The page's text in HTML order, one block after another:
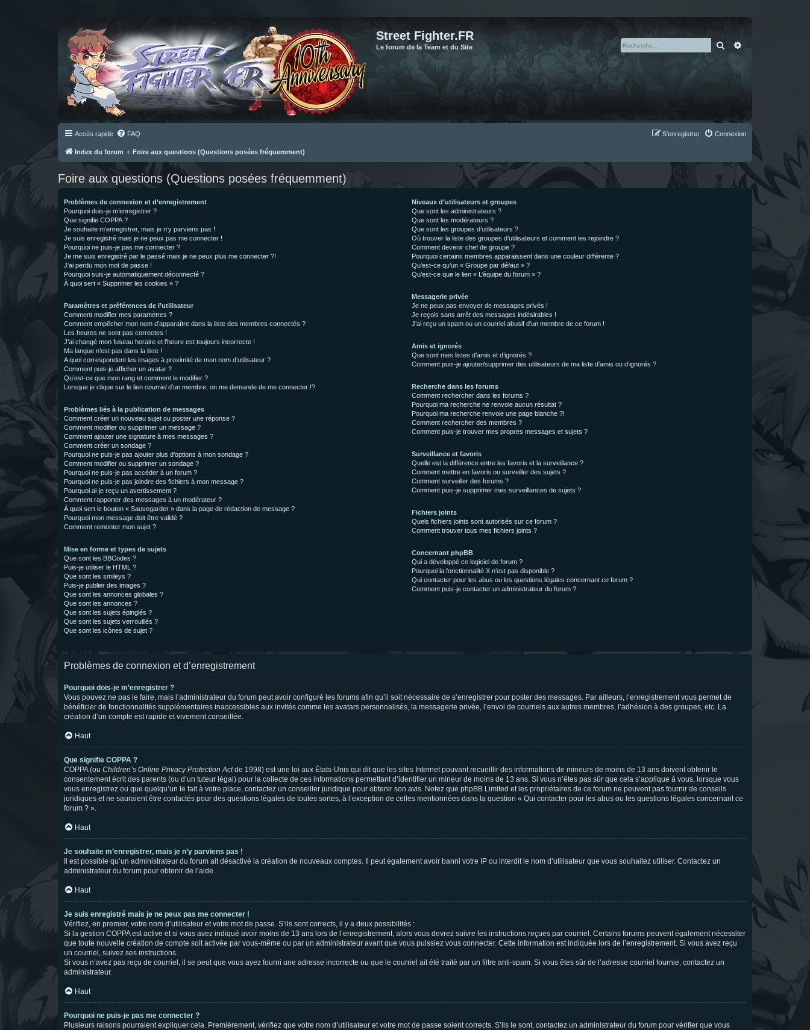
Street Fighter.FR
Le forum de la Team et du Site Rechercher
Accès rapide FAQ Connexion
S’enregistrer
Index du forum Foire aux questions (Questions posées fréquemment)
Foire aux questions (Questions posées fréquemment)
Problèmes de connexion et d’enregistrement
Pourquoi dois-je m’enregistrer ?
Que signifie COPPA ?
Je souhaite m’enregistrer, mais je n’y parviens pas !
Je suis enregistré mais je ne peux pas me connecter !
Pourquoi ne puis-je pas me connecter ?
Je me suis enregistré par le passé mais je ne peux plus me connecter ?!
J’ai perdu mon mot de passe !
Pourquoi suis-je automatiquement déconnecté ?
À quoi sert « Supprimer les cookies » ?
Paramètres et préférences de l’utilisateur
Comment modifier mes paramètres ?
Comment empêcher mon nom d’apparaître dans la liste des membres connectés ?
Les heures ne sont pas correctes !
J’ai changé mon fuseau horaire et l’heure est toujours incorrecte !
Ma langue n’est pas dans la liste !
A quoi correspondent les images à proximité de mon nom d’utilisateur ?
Comment puis-je afficher un avatar ?
Qu’est-ce que mon rang et comment le modifier ?
Lorsque je clique sur le lien courrield’un membre, on me demande de me connecter !?
Problèmes liés à la publication de messages
Comment créer un nouveau sujet ou poster une réponse ?
Comment modifier ou supprimer un message ?
Comment ajouter une signature à mes messages ?
Comment créer un sondage ?
Pourquoi ne puis-je pas ajouter plus d’options à mon sondage ?
Comment modifier ou supprimer un sondage ?
Pourquoi ne puis-je pas accéder à un forum ?
Pourquoi ne puis-je pas joindre des fichiers à mon message ?
Pourquoi ai-je reçu un avertissement ?
Comment rapporter des messages à un modérateur ?
À quoi sert le bouton « Sauvegarder » dans la page de rédaction de message ?
Pourquoi mon message doit être validé ?
Comment remonter mon sujet ?
Mise en forme et types de sujets
Que sont les BBCodes ?
Puis-je utiliser le HTML ?
Que sont les smileys ?
Puis-je publier des images ?
Que sont les annonces globales ?
Que sont les annonces ?
Que sont les sujets épinglés ?
Que sont les sujets verrouillés ?
Que sont les icônes de sujet ?
Niveaux d’utilisateurs et groupes
Que sont les administrateurs ?
Que sont les modérateurs ?
Que sont les groupes d’utilisateurs ?
Où trouver la liste des groupes d’utilisateurs et comment les rejoindre ?
Comment devenir chef de groupe ?
Pourquoi certains membres apparaissent dans une couleur différente ?
Qu’est-ce qu’un « Groupe par défaut » ?
Qu’est-ce que le lien « L’équipe du forum » ?
Messagerie privée
Je ne peux pas envoyer de messages privés !
Je reçois sans arrêt des messages indésirables !
J’ai reçu un spam ou un courriel abusif d’un membre de ce forum !
Amis et ignorés
Que sont mes listes d’amis et d’ignorés ?
Comment puis-je ajouter/supprimer des utilisateurs de ma liste d’amis ou d’ignorés ?
Recherche dans les forums
Comment rechercher dans les forums ?
Pourquoi ma recherche ne renvoie aucun résultat ?
Pourquoi ma recherche renvoie une page blanche ?!
Comment rechercher des membres ?
Comment puis-je trouver mes propres messages et sujets ?
Surveillance et favoris
Quelle est la différence entre les favoris et la surveillance ?
Comment mettre en favoris ou surveiller des sujets ?
Comment surveiller des forums ?
Comment puis-je supprimer mes surveillances de sujets ?
Fichiers joints
Quels fichiers joints sont autorisés sur ce forum ?
Comment trouver tous mes fichiers joints ?
Concernant phpBB
Qui a développé ce logiciel de forum ?
Pourquoi la fonctionnalité X n’est pas disponible ?
Qui contacter pour les abus ou les questions légales concernant ce forum ?
Comment puis-je contacter un administrateur du forum ?
Problèmes de connexion et d’enregistrement
Pourquoi dois-je m’enregistrer ?
Vous pouvez ne pas le faire, mais l’administrateur du forum peut avoir configuré les forums afin qu’il soit nécessaire de s’enregistrer pour poster des messages. Par ailleurs, l’enregistrement vous permet de
bénéficier de fonctionnalités supplémentaires inaccessibles aux invités comme les avatars personnalisés, la messagerie privée, l’envoi de courriels aux autres membres, l’adhésion à des groupes, etc. La
création d’un compte est rapide et vivement conseillée.
Haut
Que signifie COPPA ?
COPPA (ou Children’s Online Privacy Protection Actde 1998) est une loi aux États-Unis qui dit que les sites Internet pouvant recueillir des informations de mineurs de moins de 13 ans doivent obtenir le
consentement écrit des parents (ou d’un tuteur légal) pour la collecte de ces informations permettant d’identifier un mineur de moins de 13 ans. Si vous n’êtes pas sûr que cela s’applique à vous, lorsque vous
vous enregistrez ou que quelqu’un le fait à votre place, contactez un conseiller juridique pour obtenir son avis. Notez que phpBB Limited et les propriétaires de ce forum ne peuvent pas fournir de conseils
juridiques et ne sauraient être contactés pour des questions légales de toutes sortes, à l’exception de celles mentionnées dans la question « Qui contacter pour les abus ou les questions légales concernant ce
forum ? ».
Haut
Je souhaite m’enregistrer, mais je n’y parviens pas !
Il est possible qu’un administrateur du forum ait désactivé la création de nouveaux comptes. Il peut également avoir banni votre IP ou interdit le nom d’utilisateur que vous souhaitez utiliser. Contactez un
administrateur du forum pour obtenir de l’aide.
Haut
Je suis enregistré mais je ne peux pas me connecter !
Vérifiez, en premier, votre nom d’utilisateur et votre mot de passe. S’ils sont corrects, il y a deux possibilités :
Si la gestion COPPA est active et si vous avez indiqué avoir moins de 13 ans lors de l’enregistrement, alors vous devrez suivre les instructions reçues par courriel. Certains forums peuvent également nécessiter
que toute nouvelle création de compte soit activée par vous-même ou par un administrateur avant que vous puissiez vous connecter. Cette information est indiquée lors de l’enregistrement. Si vous avez reçu
un courriel, suivez ses instructions.
Si vous n’avez pas reçu de courriel, il se peut que vous ayez fourni une adresse incorrecte ou que le courriel ait été traité par un filtre anti-spam. Si vous êtes sûr de l’adresse courriel fournie, contactez un
administrateur.
Haut
Pourquoi ne puis-je pas me connecter ?
Plusieurs raisons pourraient expliquer cela. Premièrement, vérifiez que votre nom d’utilisateur et votre mot de passe soient corrects. S’ils le sont, contactez un administrateur du forum pour vérifier que vous